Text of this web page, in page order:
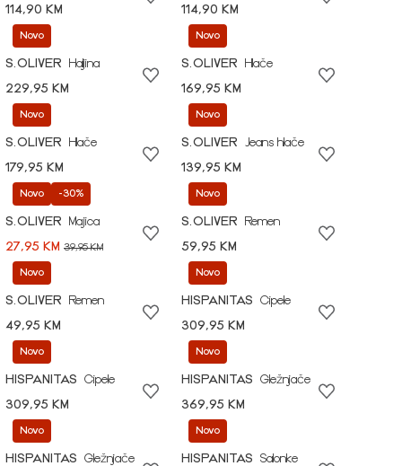
114,90 KM
114,90 KM
Novo
S.OLIVER
Haljina
229,95 KM
Novo
S.OLIVER
Hlače
169,95 KM
Novo
S.OLIVER
Hlače
179,95 KM
Novo
S.OLIVER
Jeans hlače
139,95 KM
Novo -30%
S.OLIVER
Majica
27,95 KM 39,95 KM
Novo
S.OLIVER
Remen
59,95 KM
Novo
S.OLIVER
Remen
49,95 KM
Novo
HISPANITAS
Cipele
309,95 KM
Novo
HISPANITAS
Cipele
309,95 KM
Novo
HISPANITAS
Gležnjače
369,95 KM
Novo
HISPANITAS
Gležnjače
Novo
HISPANITAS
Salonke